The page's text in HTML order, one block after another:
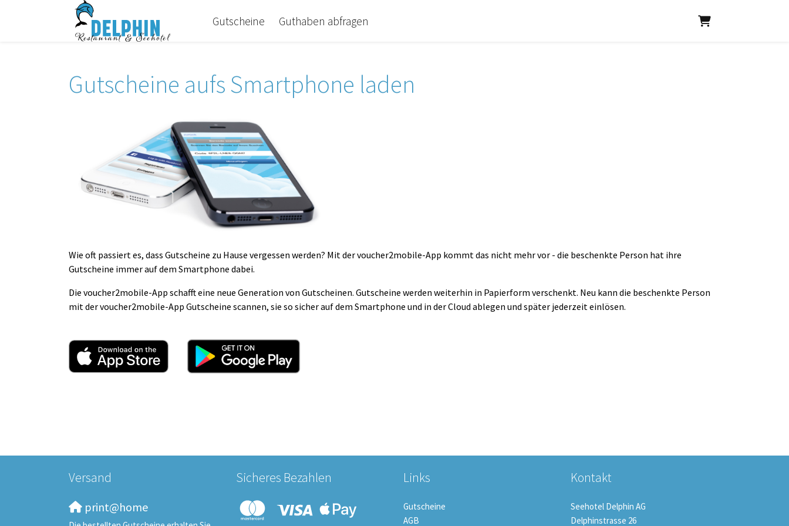
Gutscheine Guthaben abfragen
Warenkorb
Gutscheine aufs Smartphone laden
Wie oft passiert es, dass Gutscheine zu Hause vergessen werden? Mit der voucher2mobile-App kommt das nicht mehr vor - die beschenkte Person hat ihre
Gutscheine immer auf dem Smartphone dabei.
Die voucher2mobile-App schafft eine neue Generation von Gutscheinen. Gutscheine werden weiterhin in Papierform verschenkt. Neu kann die beschenkte Person
mit der voucher2mobile-App Gutscheine scannen, sie so sicher auf dem Smartphone und in der Cloud ablegen und später jederzeit einlösen.
Versand
print@home
Sicheres Bezahlen Links
Gutscheine
AGB
Kontakt
Seehotel Delphin AG
Delphinstrasse 26